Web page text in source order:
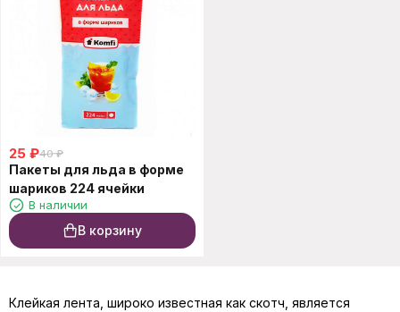
25 ₽40 ₽
Пакеты для льда в форме
шариков 224 ячейки
В наличии
В корзину
Клейкая лента, широко известная как скотч, является